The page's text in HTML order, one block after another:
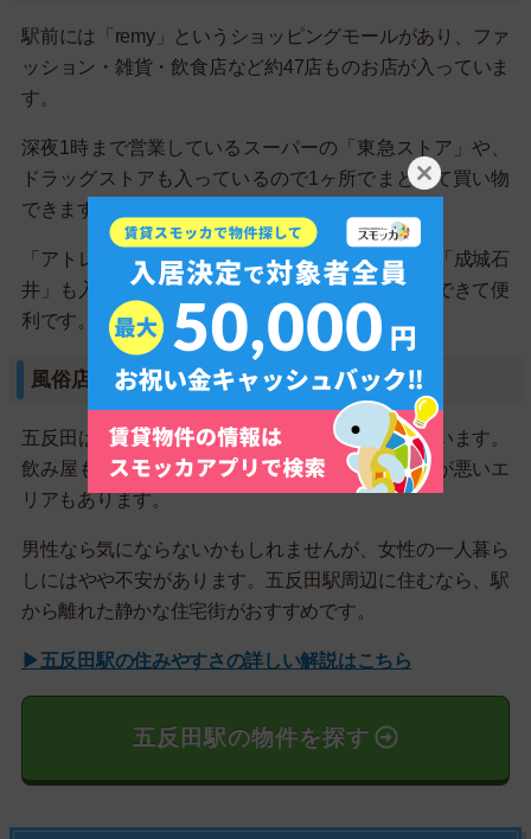
駅前には「remy」というショッピングモールがあり、ファ
ッション・雑貨・飲食店など約47店ものお店が入っていま
す。
深夜1時まで営業しているスーパーの「東急ストア」や、
ドラッグストアも入っているので1ヶ所でまとめて買い物
できます。
「アトレヴィ五反田」の中には、高級スーパーの「成城石
井」も入っているので予算に合わせて使い分けもできて便
利です。
風俗店が集まっているエリアがある
五反田は、繁華街周辺に風俗店やホテルが並んでいます。
飲み屋も多いので酔っ払いがいたりと、ややガラが悪いエ
リアもあります。
男性なら気にならないかもしれませんが、女性の一人暮ら
しにはやや不安があります。五反田駅周辺に住むなら、駅
から離れた静かな住宅街がおすすめです。
▶五反田駅の住みやすさの詳しい解説はこちら
五反田駅の物件を探す